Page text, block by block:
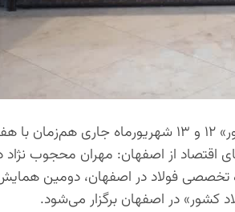
دومین دوره همایش ملی فولاد با عنوان «تاب‌آوری در زنجیره آهن و فولاد کشور» ۱۲ و ۱۳
اقتصاد از اصفهان: مهران محجوب نژاد
تخصصی فولاد در اصفهان، دومین
کشور» در اصفهان برگزار می‌شود.